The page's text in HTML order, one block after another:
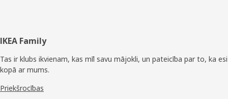
Kājene
IKEA Family
Tas ir klubs ikvienam, kas mīl savu mājokli, un pateicība par to, ka esi
kopā ar mums.
Priekšrocības